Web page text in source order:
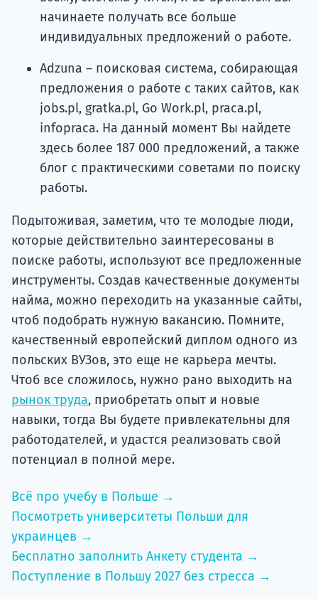
начинаете получать все больше
индивидуальных предложений о работе.
Adzuna – поисковая система, собирающая
предложения о работе с таких сайтов, как
jobs.pl, gratka.pl, Go Work.pl, praca.pl,
infopraca. На данный момент Вы найдете
здесь более 187 000 предложений, а также
блог с практическими советами по поиску
работы.
Подытоживая, заметим, что те молодые люди,
которые действительно заинтересованы в
поиске работы, используют все предложенные
инструменты. Создав качественные документы
найма, можно переходить на указанные сайты,
чтоб подобрать нужную вакансию. Помните,
качественный европейский диплом одного из
польских ВУЗов, это еще не карьера мечты.
Чтоб все сложилось, нужно рано выходить на
рынок труда, приобретать опыт и новые
навыки, тогда Вы будете привлекательны для
работодателей, и удастся реализовать свой
потенциал в полной мере.
Всё про учебу в Польше →
Посмотреть университеты Польши для
украинцев →
Бесплатно заполнить Анкету студента →
Поступление в Польшу 2027 без стресса →